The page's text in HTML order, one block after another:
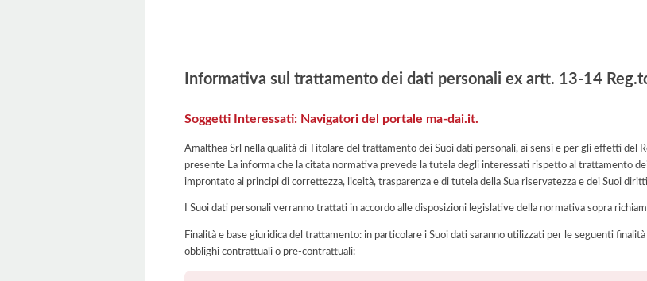
Informativa sul trattamento dei dati personali ex artt. 13-14
Soggetti Interessati: Navigatori del portale ma-dai.it.
Amalthea Srl nella qualità di Titolare del trattamento dei Suoi dati personali, ai sensi e per gli effetti del
presente La informa che la citata normativa prevede la tutela degli interessati rispetto al trattamento
improntato ai principi di correttezza, liceità, trasparenza e di tutela della Sua riservatezza e dei Suoi
I Suoi dati personali verranno trattati in accordo alle disposizioni legislative della normativa sopra
Finalità e base giuridica del trattamento: in particolare i Suoi dati saranno utilizzati per le seguenti
obblighi contrattuali o pre-contrattuali: